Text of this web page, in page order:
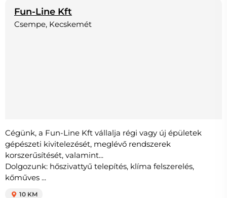
Fun-Line Kft
Csempe, Kecskemét
Cégünk, a Fun-Line Kft vállalja régi vagy új épületek
gépészeti kivitelezését, meglévő rendszerek
korszerűsítését, valamint...
Dolgozunk: hőszivattyű telepítés, klíma felszerelés,
kőműves ...
10 KM